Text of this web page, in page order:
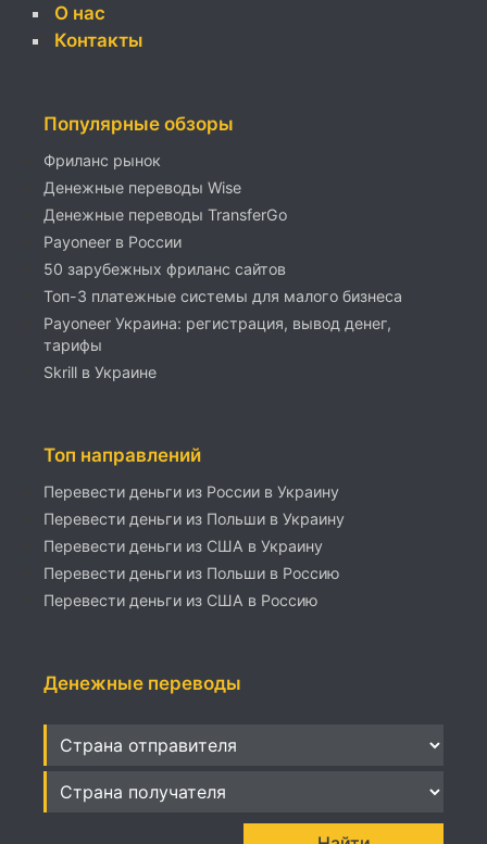
О нас
Контакты
Популярные обзоры
Фриланс рынок
Денежные переводы Wise
Денежные переводы TransferGo
Payoneer в России
50 зарубежных фриланс сайтов
Топ-3 платежные системы для малого бизнеса
Payoneer Украина: регистрация, вывод денег,
тарифы
Skrill в Украине
Топ направлений
Перевести деньги из России в Украину
Перевести деньги из Польши в Украину
Перевести деньги из США в Украину
Перевести деньги из Польши в Россию
Перевести деньги из США в Россию
Денежные переводы